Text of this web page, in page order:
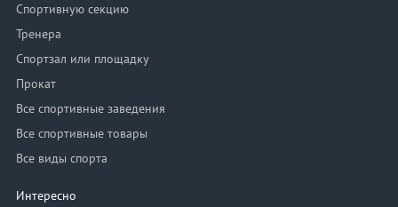
Спортивную секцию
Тренера
Спортзал или площадку
Прокат
Все спортивные заведения
Все спортивные товары
Все виды спорта
Интересно